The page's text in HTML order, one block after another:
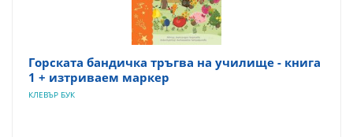
Горската бандичка тръгва на училище - книга
1 + изтриваем маркер
КЛЕВЪР БУК